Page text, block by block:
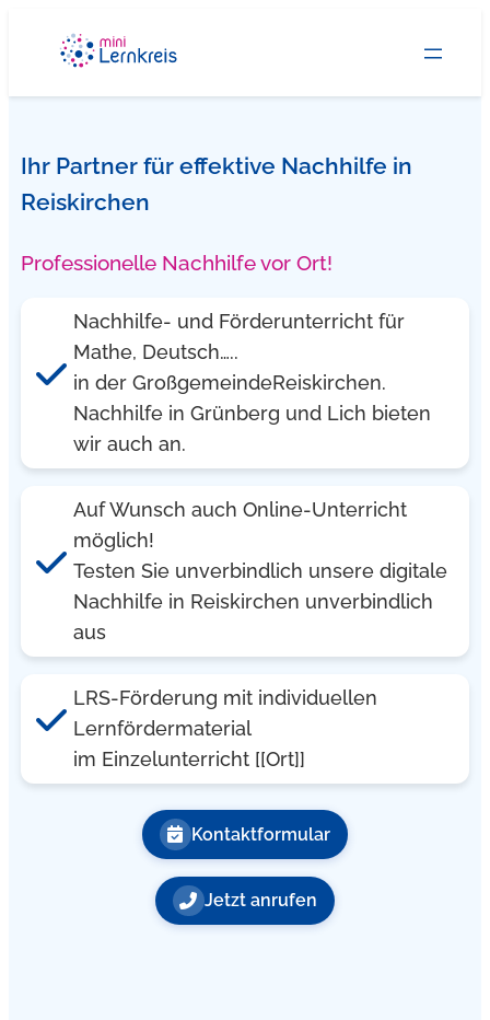
springen
Ihr Partner für effektive Nachhilfe in
Reiskirchen
Professionelle Nachhilfe vor Ort!
Nachhilfe- und Förderunterricht für
Mathe, Deutsch…..
in der GroßgemeindeReiskirchen.
Nachhilfe in Grünberg und Lich bieten
wir auch an.
Auf Wunsch auch Online-Unterricht
möglich!
Testen Sie unverbindlich unsere digitale
Nachhilfe in Reiskirchen unverbindlich
aus
LRS-Förderung mit individuellen
Lernfördermaterial
im Einzelunterricht [[Ort]]
Kontaktformular
Jetzt anrufen